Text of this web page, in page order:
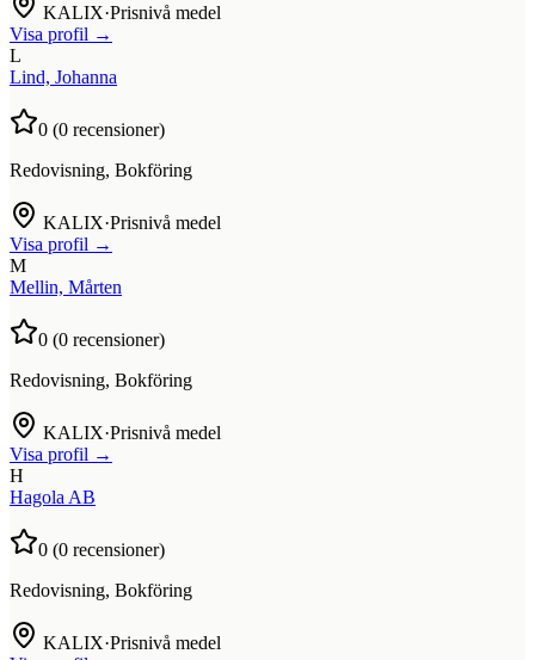
KALIX·Prisnivå medel
Visa profil →
L
Lind, Johanna
0 (0 recensioner)
Redovisning, Bokföring
KALIX·Prisnivå medel
Visa profil →
M
Mellin, Mårten
0 (0 recensioner)
Redovisning, Bokföring
KALIX·Prisnivå medel
Visa profil →
H
Hagola AB
0 (0 recensioner)
Redovisning, Bokföring
KALIX·Prisnivå medel